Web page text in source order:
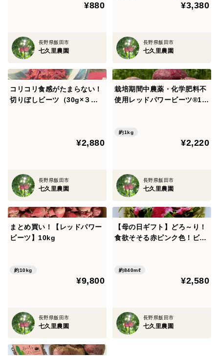
¥880
長野県飯田市
七久里農園
¥3,380
長野県飯田市
七久里農園
コリコリ食感がたまらない！
切りぼしビーツ（30g×３
¥2,880
長野県飯田市
七久里農園
栽培期間中農薬・化学肥料不
使用レッドパワービーツ®1k
約1kg
¥2,220
長野県飯田市
七久里農園
まとめ買い！【レッドパワー
ビーツ】10kg
約10kg
¥9,800
長野県飯田市
七久里農園
【母の日ギフト】どろ～り！
食欲そそる赤ピンク色！ビー
約840mℓ
¥2,580
長野県飯田市
七久里農園